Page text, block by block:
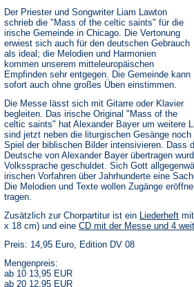
Der Priester und Songwriter Liam Lawton
schrieb die "Mass of the celtic saints" für die
irische Gemeinde in Chicago. Die Vertonung
erwiest sich auch für den deutschen Gebrauch
als ideal; die Melodien und Harmonien
kommen unserem mitteleuropäischen
Empfinden sehr entgegen. Die Gemeinde kann
sofort auch ohne großes Üben einstimmen.
Die Messe lässt sich mit Gitarre oder Klavier
begleiten. Das irische Original "Mass of the
celtic saints" hat Alexander Bayer um weitere
sind jetzt neben die liturgischen Gesänge
Spiel der biblischen Bilder intensivieren. Dass
Deutsche von Alexander Bayer übertragen
Volkssprache geschuldet. Sich Gott
irischen Vorfahren über Jahrhunderte eine
Die Melodien und Texte wollen Zugänge
tragen.
Zusätzlich zur Chorpartitur ist ein Liederheft
x 18 cm) und eine CD mit der Messe und 4
Preis: 14,95 Euro, Edition DV 08
Mengenpreis:
ab 10 13,95 EUR
ab 20 12,95 EUR